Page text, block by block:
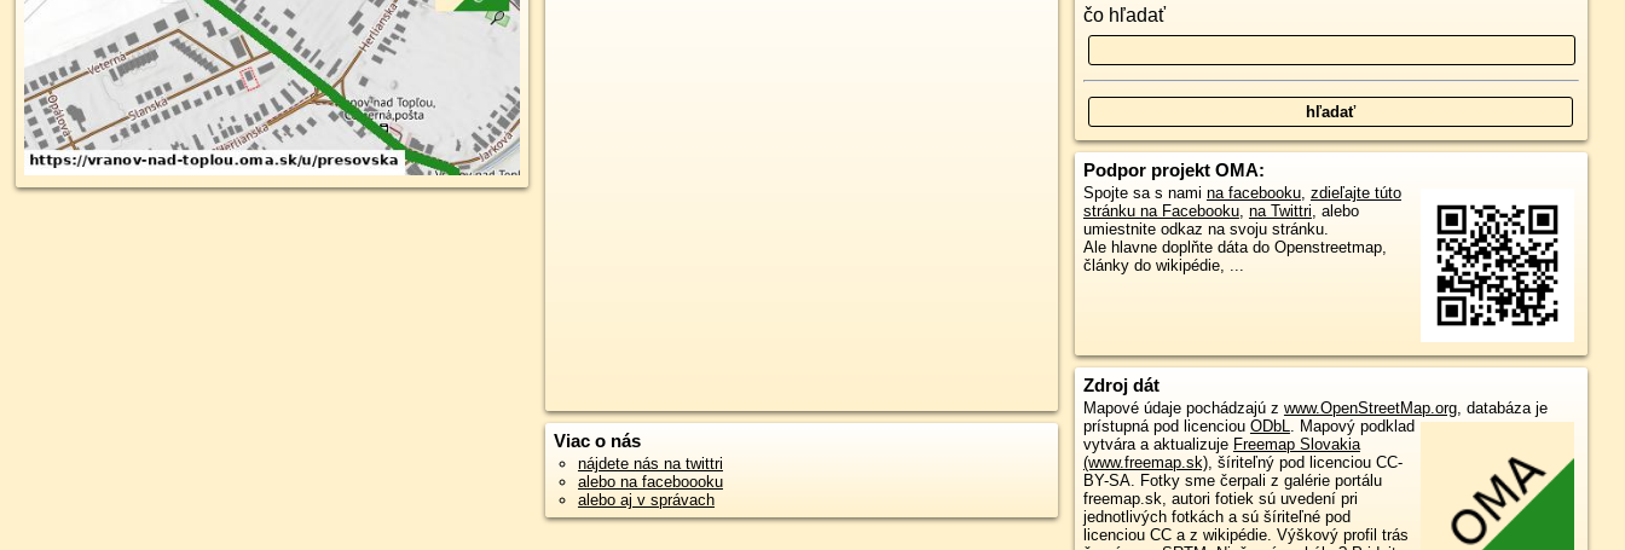
Viac o nás
nájdete nás na twittri
alebo na faceboooku
alebo aj v správach
čo hľadať
Podpor projekt OMA:
Spojte sa s nami na facebooku, zdieľajte túto
stránku na Facebooku, na Twittri, alebo
umiestnite odkaz na svoju stránku.
Ale hlavne doplňte dáta do Openstreetmap,
články do wikipédie, ...
Zdroj dát
Mapové údaje pochádzajú z www.OpenStreetMap.org, databáza je
prístupná pod licenciou ODbL. Mapový podklad
vytvára a aktualizuje Freemap Slovakia
(www.freemap.sk), šíriteľný pod licenciou CC-
BY-SA. Fotky sme čerpali z galérie portálu
freemap.sk, autori fotiek sú uvedení pri
jednotlivých fotkách a sú šíriteľné pod
licenciou CC a z wikipédie. Výškový profil trás